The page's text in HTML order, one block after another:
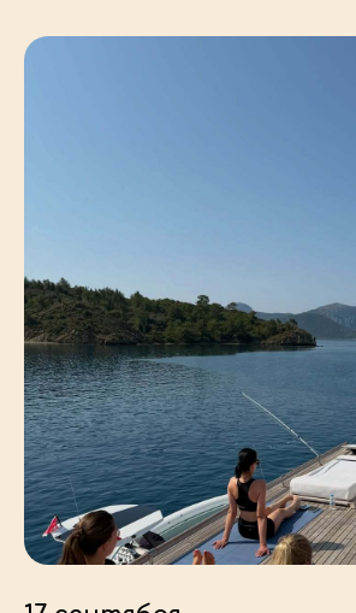
и я создаю путешествия для девушек. За
которое мы испытываем, находясь в
путешествиях. Спустя три года могу с
уверенностью сказать, что основала
пространство, где между мной и
участницами тура возникает невероятная
синергия, которая ни раз перерастала в
настоящую дружбу
БЛИЖАЙШИЕ ТУРЫ